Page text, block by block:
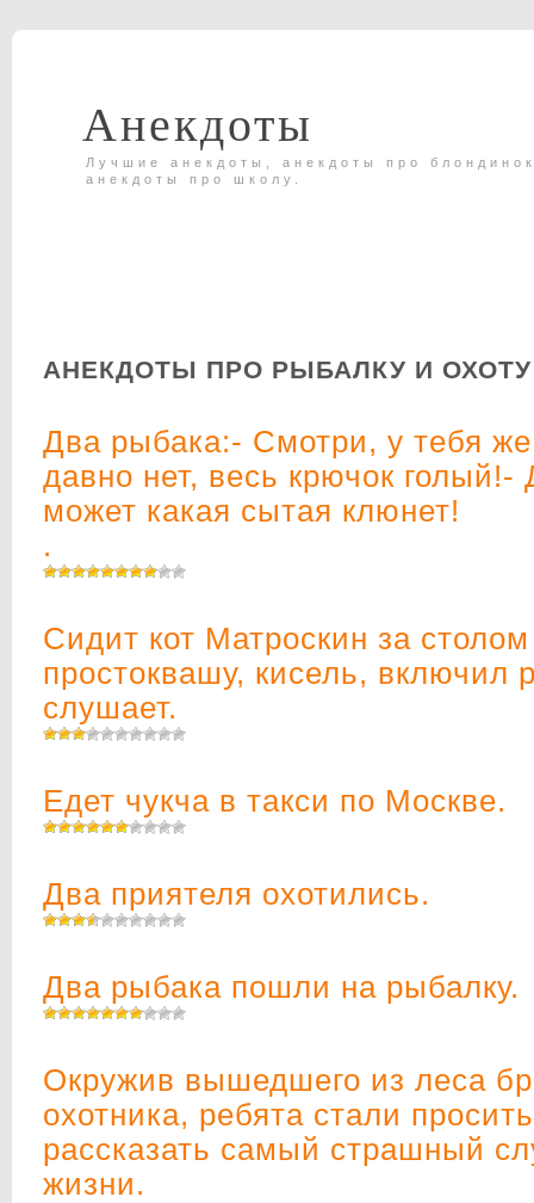
Анекдоты
Лучшие анекдоты, анекдоты про
анекдоты про школу.
АНЕКДОТЫ ПРО РЫБАЛКУ И ОХОТУ
Два рыбака:- Смотри, у тебя
давно нет, весь крючок голый!-
может какая сытая клюнет!
.
Сидит кот Матроскин за
простоквашу, кисель, включил
слушает.
Едет чукча в такси по Москве.
Два приятеля охотились.
Два рыбака пошли на рыбалку.
Окружив вышедшего из леса
охотника, ребята стали
рассказать самый страшный
жизни.